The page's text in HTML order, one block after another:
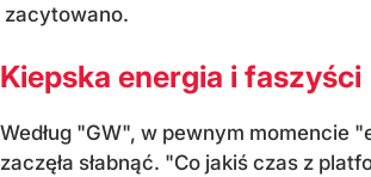
zacytowano.
Kiepska energia i faszyści
Według "GW", w pewnym momencie
zaczęła słabnąć. "Co jakiś czas z